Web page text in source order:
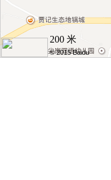
© 2015 Baidu
200 米